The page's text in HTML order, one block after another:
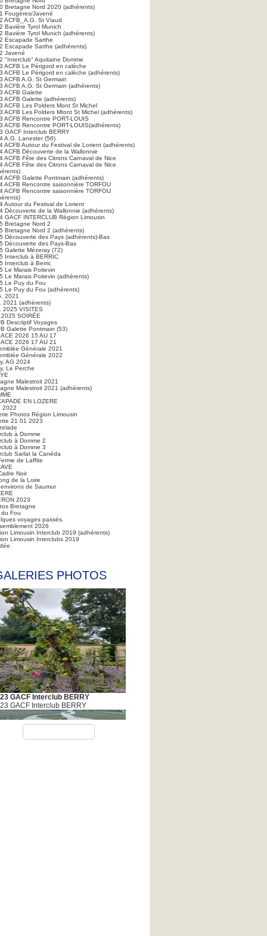
Bretagne Nord 2020 (adhérents)
Fougères/Javené
ACFB_A.G. St Viaud
Bavière Tyrol Munich
Bavière Tyrol Munich (adhérents)
Escapade Sarthe
Escapade Sarthe (adhérents)
Javené
"Interclub" Aquitaine Domme
ACFB Le Périgord en calèche
ACFB Le Périgord en calèche (adhérents)
ACFB A.G. St Germain
ACFB A.G. St Germain (adhérents)
ACFB Galette
ACFB Galette (adhérents)
ACFB Les Polders Mont St Michel
ACFB Les Polders Mtont St Michel (adhérents)
ACFB Rencontre PORT-LOUIS
ACFB Rencontre PORT-LOUIS(adhérents)
GACF Interclub BERRY
A.G. Lanester (56)
ACFB Autour du Festival de Lorient (adhérents)
ACFB Découverte de la Wallonnie
ACFB Fête des Citrons Carnaval de Nice
ACFB Fête des Citrons Carnaval de Nice
ACFB Galette Pontmain (adhérents)
ACFB Rencontre saisonnière TORFOU
ACFB Rencontre saisonnière TORFOU
Autour du Festival de Lorient
Découverte de la Wallonnie (adhérents)
GACF INTERCLUB Région Limousin
Bretagne Nord 2
Bretagne Nord 2 (adhérents)
Découverte des Pays (adhérents)-Bas
Découverte des Pays-Bas
Galette Mézeray (72)
Interclub à BERRIC
Interclub à Berric
Le Marais Poitevin
Le Marais Poitevin (adhérents)
Le Puy du Fou
Le Puy du Fou (adhérents)
2021
2021 (adhérents)
2025 VISITES
SOIRÉE
Descriptif Voyages
Galette Pontmain (53)
2026 15 AU 17
2026 17 AU 21
Générale 2021
Générale 2022
AG 2024
Le Perche
Malestroit 2021
Malestroit 2021 (adhérents)
EN LOZERE
2022
Photos Région Limousin
21 01 2023
à Domme
à Domme 2
à Domme 3
Sarlat la Canéda
de Laffite
Noir
de la Loire
de Saumur
2023
Bretagne
du Fou
voyages passés.
2026
Limousin Interclub 2019 (adhérents)
Limousin Interclubs 2019
PHOTOS
GACF Interclub BERRY
GACF Interclub BERRY